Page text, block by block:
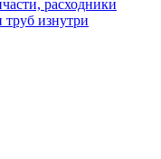
расходники
труб изнутри